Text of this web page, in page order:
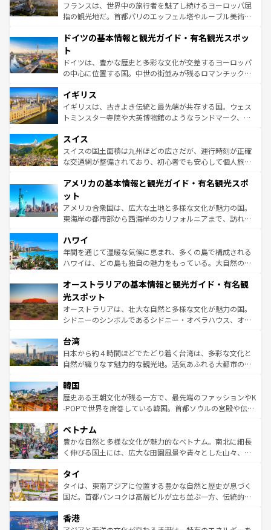
しい。
る。首都マドリードの洗練された雰囲気や、バルセロナの
アートに溢れた街角から、地方では古代ローマ遺跡や中世
せる。地方によって風土や気候が異なるスペインはその個
ンテンツ一覧 を参照してほしい。
フランスは、世界中の旅行者を魅了し続けるヨーロッパ屈
指の観光地だ。首都パリのエッフェル塔やルーブル美術館
で、幅広い魅力が詰まっている。華麗な宮殿、歴史的な大
聖堂、美しいビーチ、そして豊かな自然が、訪れる者を心
から魅了する。また、フランスは美食の国としても知ら
れ、フランス料理はユネスコ無形文化遺産にも登録されて
香り高いラベンダー畑など、多彩な楽しみ方が可能だ。さ
らに、パリ以外の地域にも魅力が溢れており、どの街角に
も豊かな歴史と文化が息づいている。パリ以外の個性あふ
を参照してほしい。
ドイツの基本情報と観光ガイド・有名観光スポッ
ト
ドイツは、豊かな歴史と多彩な文化が交差するヨーロッパ
の中心に位置する国。中世の街並みが残るロマンチック街
顔を持つこの国は、どこを歩いても飽きることがない。ベ
ルリンの文化的活気、バイエルン州のアルプスの絶景、そ
してライン川沿いのワイン畑といった風景は必見。ビール
は、お酒好きな人にはぜひ体験してほしい。 なお、新着の
ドイツ情報はコンテンツ一覧を参照してほしい。
イギリス
イギリスは、古きよき伝統と最先端が共存する国。ウェス
トミンスター寺院や大英博物館のようなランドマーク、歴
リアごとに異なる魅力がある。また、優雅なアフタヌーン
ティー、ビール好きにはたまらない英国パブ、サッカー観
戦など、本場だからこそできる体験も豊富。イギリスを旅
ンツ一覧を参照してほしい。
スイス
スイスの国土面積は九州ほどの広さだが、運行時刻が正確
な交通網が整備されており、初心者でも安心して個人旅行
の建物がそのまま残る町や、スイスならではのユニークな
博物館もあり、アルプス観光だけでなく町歩きも満喫する
ことができる。国民の所得が高いため物価も高いが、旅行
者向けの交通パス提供のサービスもあり、うまく活用すれ
着のスイス情報は
アメリカの基本情報と観光ガイド・有名観光スポ
ット
アメリカ合衆国は、広大な土地と多様な文化が魅力の国。
東海岸の都市部から西海岸のカリフォルニアまで、訪れる
のような巨大都市は、観光、ショッピング、エンターテイ
ンメントが詰まった刺激的なスポットだ。一方、アメリカ
西部には大自然が広がり、グランドキャニオンやイエロー
部のニューオーリンズでは、音楽と美食が融合した独特の
文化が魅力。旅行者はアメリカの各地域で異なる魅力を楽
しみながら、その多様性と豊かな歴史を感じることができ
るだろう。車でのロードトリップや列車の旅も、アメリカ
情報は
ハワイ
年間を通じて温暖な気候に恵まれ、多くの島で構成される
ハワイは、どの島も独自の魅力をもっている。大自然の神
ワイ島は見逃せない。また、定番の観光地といえばオアフ
島だが、静かな自然を求めるならマウイ島やカウアイ島が
おすすめ。エメラルドグリーンに輝く海をはじめ、豊かな
文化や歴史が息づいている。「アロハスピリット」と呼ば
人々、おいしいローカルフードやハワイアンミュージッ
ク、伝統的なフラダンスなど、すべてがハワイの魅力を彩
っている。訪れるたびに新しい発見と感動が待っているハ
はコンテンツ一覧
オーストラリアの基本情報と観光ガイド・有名観
光スポット
オーストラリアは、壮大な自然と多様な文化が魅力の国。
シドニーのシンボルであるシドニー・オペラハウス、オー
リアリーフや大陸中央部にそびえるウルル（エアーズロッ
ク）、タスマニアの美しい原生林やケアンズの熱帯雨林な
ど、見どころがたくさん。また、カフェやワイン、オージ
いる。アクティビティも充実しており、サーフィンやダイ
ビング、ハイキングなど、アウトドア好きにはたまらな
い。オーストラリアの多彩な魅力を存分に味わいつくそ
参照してほしい。
台湾
日本から約４時間ほどでたどり着く台湾は、多彩な文化と
自然が織りなす魅力的な観光地。活気あふれる大都市の台
ン）、静ひつな山岳地帯である台湾東部など、都市の喧騒
と山間の静けさが共存しており、訪れる人に新しい発見と
驚きをもたらしてくれる。また、奥深い台湾の食文化も魅
容にもいいと評判のスイーツなど、バラエティ豊かな料理
が味わえる。 なお、新着の台湾情報は コンテンツ一覧を参
照してほしい。
韓国
歴史ある王朝文化が残る一方で、最先端のファッションやK
-POPで世界を席巻している韓国。首都ソウルの宮殿や伝統
き、地方に足を延ばせば四季折々の自然美を楽しむことが
できる。そして、キムチや焼肉、絶品のストリートフード
まで、さまざまな韓国料理が待っている。夜には、韓国な
リティに包まれながら、韓国の多彩な魅力を心ゆくまで味
わってみてほしい。 なお、新着の韓国情報はコンテンツ一
覧を参照してほしい。
ベトナム
豊かな自然と多様な文化が魅力的なベトナム。南北に細長
く伸びる国土には、広大な田園風景や青々とした山々、世
急速な発展と共に伝統が息づく。ハノイの古い町並みやホ
ーチミン市のフランス統治時代の建物も、独特の雰囲気を
醸し出している。また、バラエティの豊かさとおいしさで
とつ。フォーやバインミー、ベトナムコーヒーなどは、ぜ
タイ
タイは、東南アジアに位置する豊かな自然と歴史が息づく
国だ。首都バンコクは高層ビルが立ち並ぶ一方、伝統的な
の活気が交差している。北部ではチェンマイなどの山岳地
香港